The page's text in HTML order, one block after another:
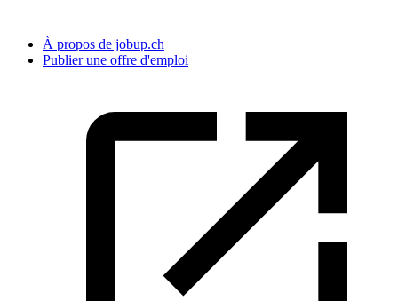
À propos de jobup.ch
Publier une offre d'emploi